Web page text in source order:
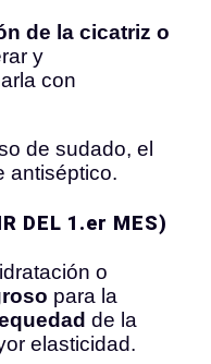
de la cicatriz o
y
con
de sudado, el
antiséptico.
DEL 1.er MES)
o
para la
de la
elasticidad.